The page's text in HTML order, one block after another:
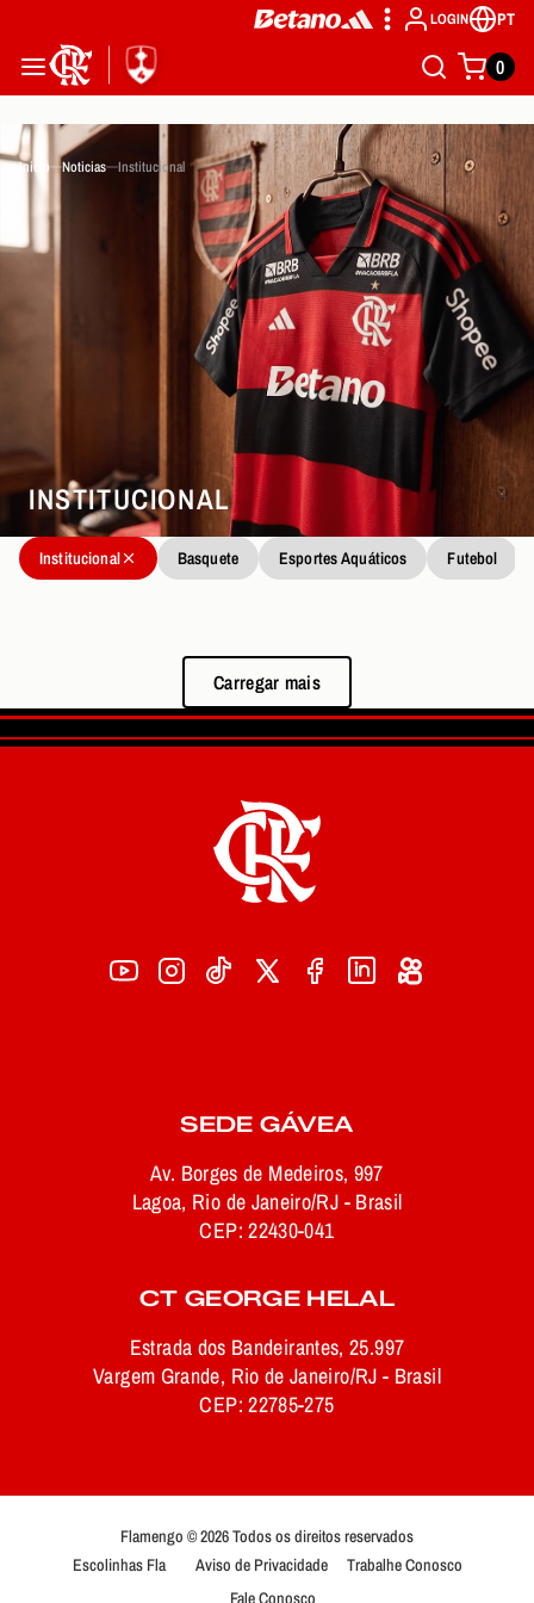
LOGIN PT
0
Inicio Noticias Institucional
INSTITUCIONAL
Institucional Basquete Esportes Aquáticos Futebol
Carregar mais
SEDE GÁVEA
Av. Borges de Medeiros, 997
Lagoa, Rio de Janeiro/RJ - Brasil
CEP: 22430-041
CT GEORGE HELAL
Estrada dos Bandeirantes, 25.997
Vargem Grande, Rio de Janeiro/RJ - Brasil
CEP: 22785-275
Flamengo © 2026 Todos os direitos reservados
Escolinhas Fla
Aviso de Privacidade
Trabalhe Conosco
Fale Conosco